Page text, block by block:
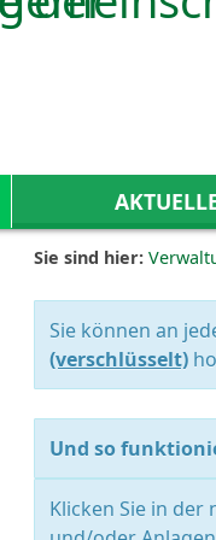
Startseitespringen.
Sie sind hier:
Sie können an
(verschlüsselt)
Und so
Klicken Sie in